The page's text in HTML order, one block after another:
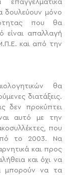
δουλεύουν μόνο
που θα
είναι απαλλαγή
και από την
θα
διατάξεις.
δεν προκύπτει
αυτό με την
που
το 2003. Να
και προς
και όχι να
μπορούν να τα